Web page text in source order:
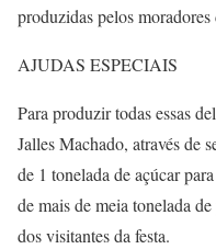
produzidas pelos moradores
AJUDAS ESPECIAIS
Para produzir todas essas
Jalles Machado, através de
de 1 tonelada de açúcar
de mais de meia tonelada
dos visitantes da festa.